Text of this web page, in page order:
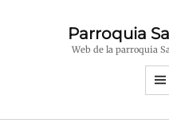
Parroquia
Web de la parroquia